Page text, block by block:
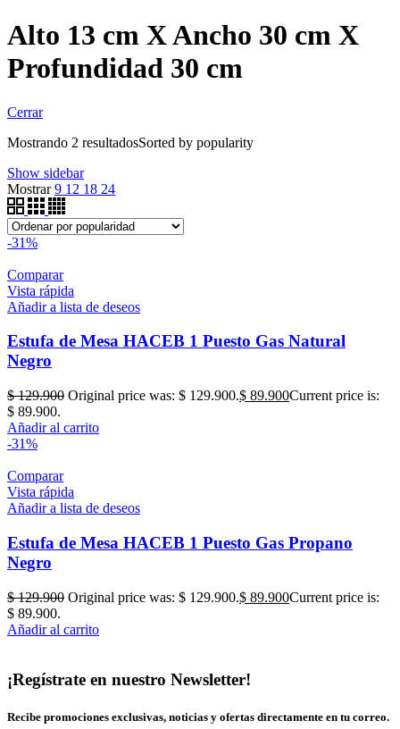
Alto 13 cm X Ancho 30 cm X
Profundidad 30 cm
Cerrar
Mostrando 2 resultadosSorted by popularity
Show sidebar
Mostrar9 12 18 24
-31%
Comparar
Vista rápida
Añadir a lista de deseos
Estufa de Mesa HACEB 1 Puesto Gas Natural
Negro
$129.900 Original price was: $ 129.900.$ 89.900Current price is:
$ 89.900.
Añadir al carrito
-31%
Comparar
Vista rápida
Añadir a lista de deseos
Estufa de Mesa HACEB 1 Puesto Gas Propano
Negro
$129.900 Original price was: $ 129.900.$ 89.900Current price is:
$ 89.900.
Añadir al carrito
¡Regístrate en nuestro Newsletter!
Recibe promociones exclusivas, noticias y ofertas directamente en tu correo.